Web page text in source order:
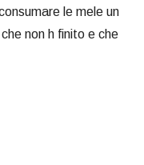
le mele un
non h finito e che